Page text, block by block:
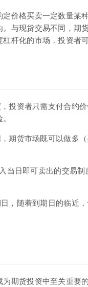
价格买卖一定数量某
与现货交易不同，期
杆化的市场，投资者
投资者只需支付合约
期货市场既可以做多
当日即可卖出的交易
，随着到期日的临近
期货投资中至关重要